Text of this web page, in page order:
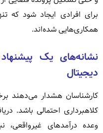
برای افرادی ایجاد شود که
همکاری‌هایی شده‌اند.
نشانه‌های یک
دیجیتال
کارشناسان هشدار می‌دهند
کلاهبرداری احتمالی باشد.
وعده درآمدهای غیرواقعی،